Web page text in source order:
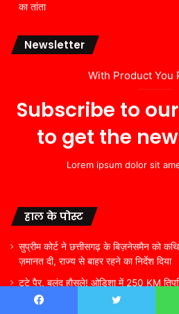
का तांता
Newsletter
With Product You
Subscribe to
to get the
Lorem ipsum dolor sit
हाल के पोस्ट
सुप्रीम कोर्ट ने छत्तीसगढ़ के बिज़नेसमैन को
ज़मानत दी, राज्य से बाहर रहने का निर्देश दिया
टूटे पैर, बुलंद हौसले! ओडिशा में 250 KM
अस्पताल पहुंचे 65 साल के बुजुर्ग